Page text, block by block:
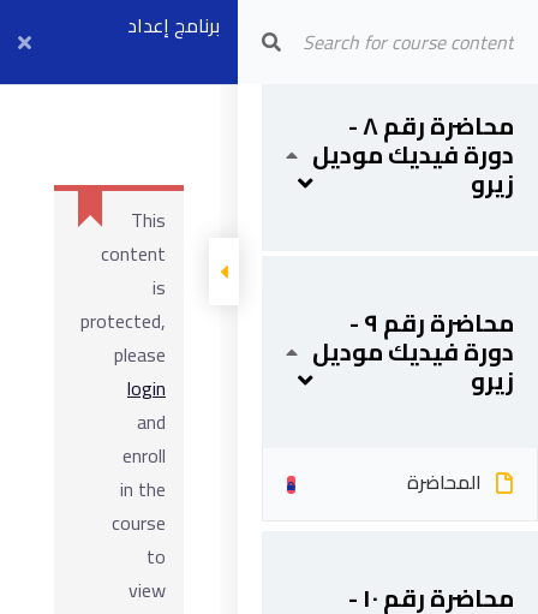
Arab Center for Arbitration
برنامج إعداد
المهندس
لدي الفيديك
(موديل زيرو)
محاضرة رقم ٨ -
دورة فيديك موديل
زيرو
المحاضرة
محاضرة رقم ٩ -
دورة فيديك موديل
زيرو
المحاضرة
محاضرة رقم ١٠ -
This
content
is
protected,
please
login
and
enroll
in the
course
to
view